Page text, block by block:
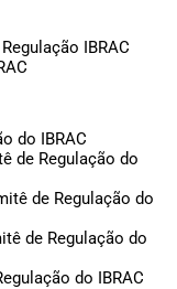
IBRAC
do IBRAC
de Regulação do
de Regulação do
de Regulação do
do IBRAC